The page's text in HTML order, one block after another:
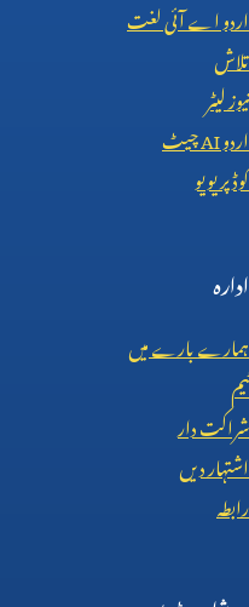
اردو اے آئی لغت
تلاش
نیوز لیٹر
اردوAIچیٹ
کوڈ پریویو
ادارہ
ہمارے بارے میں
ٹیم
شراکت دار
اشتہار دیں
رابطہ